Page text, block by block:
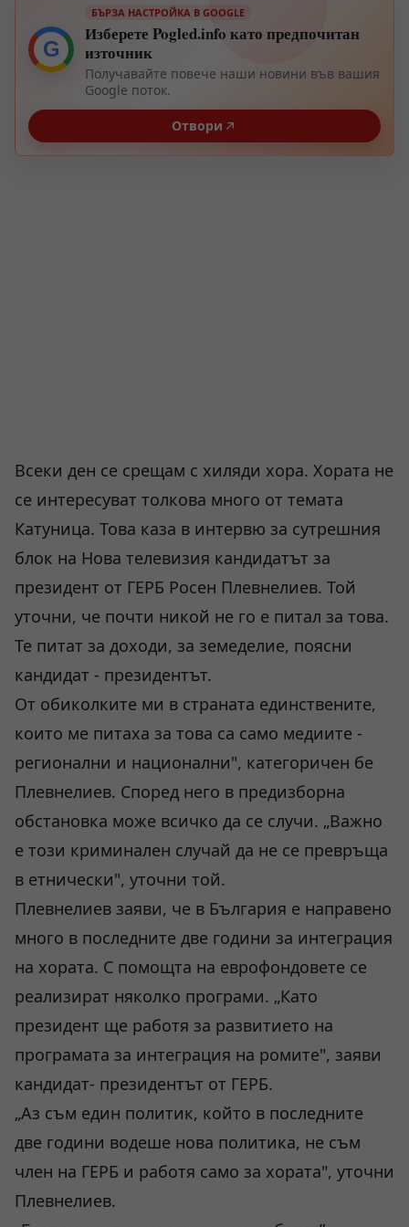
G
БЪРЗА НАСТРОЙКА В GOOGLE
Изберете Pogled.info като предпочитан
източник
Получавайте повече наши новини във вашия
Google поток.
Отвори
Всеки ден се срещам с хиляди хора. Хората не
се интересуват толкова много от темата
Катуница. Това каза в интервю за сутрешния
блок на Нова телевизия кандидатът за
президент от ГЕРБ Росен Плевнелиев. Той
уточни, че почти никой не го е питал за това.
Те питат за доходи, за земеделие, поясни
кандидат - президентът.
От обиколките ми в страната единствените,
които ме питаха за това са само медиите -
регионални и национални", категоричен бе
Плевнелиев. Според него в предизборна
обстановка може всичко да се случи. „Важно
е този криминален случай да не се превръща
в етнически", уточни той.
Плевнелиев заяви, че в България е направено
много в последните две години за интеграция
на хората. С помощта на еврофондовете се
реализират няколко програми. „Като
президент ще работя за развитието на
програмата за интеграция на ромите", заяви
кандидат- президентът от ГЕРБ.
„Аз съм един политик, който в последните
две години водеше нова политика, не съм
член на ГЕРБ и работя само за хората", уточни
Плевнелиев.